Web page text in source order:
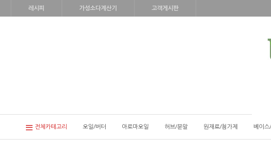
레시피 가성소다계산기 고객게시판
전체카테고리 오일/버터 아로마오일 허브/분말 원재료/첨가제 베이